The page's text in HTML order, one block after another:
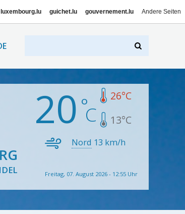
luxembourg.lu guichet.lu gouvernement.lu Andere Seiten
20 26°C
13°C
Nord 13 km/h
Freitag, 07. August 2026 - 12:55 Uhr